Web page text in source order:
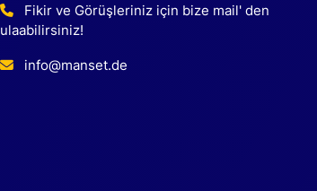
Fikir ve Görüşleriniz için bize mail' den
ulaabilirsiniz!
info@manset.de